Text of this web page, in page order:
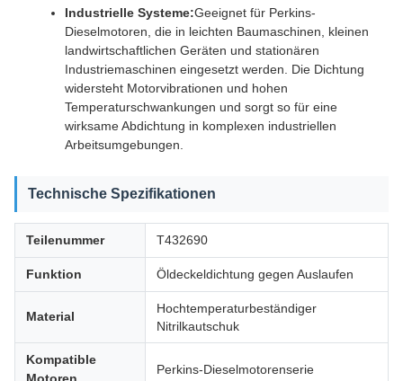
Industrielle Systeme:Geeignet für Perkins-
Dieselmotoren, die in leichten Baumaschinen, kleinen
landwirtschaftlichen Geräten und stationären
Industriemaschinen eingesetzt werden. Die Dichtung
widersteht Motorvibrationen und hohen
Temperaturschwankungen und sorgt so für eine
wirksame Abdichtung in komplexen industriellen
Arbeitsumgebungen.
Technische Spezifikationen
Teilenummer T432690
Funktion Öldeckeldichtung gegen Auslaufen
Material
Hochtemperaturbeständiger
Nitrilkautschuk
Kompatible
Perkins-Dieselmotorenserie